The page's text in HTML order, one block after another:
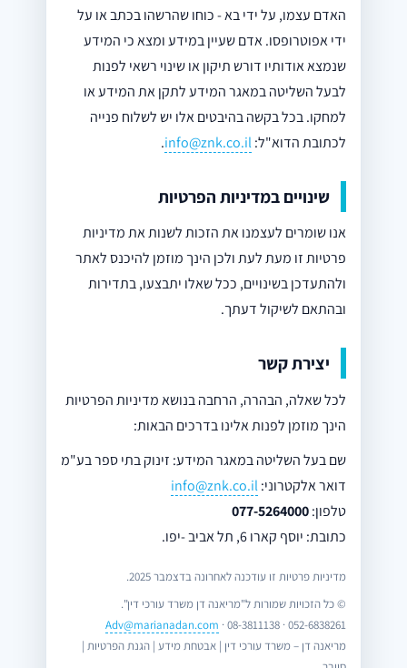
האדם עצמו, על ידי בא - כוחו שהרשהו בכתב או על
ידי אפוטרופסו. אדם שעיין במידע ומצא כי המידע
שנמצא אודותיו דורש תיקון או שינוי רשאי לפנות
לבעל השליטה במאגר המידע לתקן את המידע או
למחקו. בכל בקשה בהיבטים אלו יש לשלוח פנייה
לכתובת הדוא"ל:info@znk.co.il
.
שינויים במדיניות הפרטיות
אנו שומרים לעצמנו את הזכות לשנות את מדיניות
פרטיות זו מעת לעת ולכן הינך מוזמן להיכנס לאתר
ולהתעדכן בשינויים, ככל שאלו יתבצעו, בתדירות
ובהתאם לשיקול דעתך.
יצירת קשר
לכל שאלה, הבהרה, הרחבה בנושא מדיניות הפרטיות
הינך מוזמן לפנות אלינו בדרכים הבאות:
שם בעל השליטה במאגר המידע: זינוק בתי ספר בע"מ
דואר אלקטרוני:info@znk.co.il
טלפון:077-5264000
כתובת: יוסף קארו 6, תל אביב -יפו.
מדיניות פרטיות זו עודכנה לאחרונה בדצמבר 2025.
© כל הזכויות שמורות ל"מריאנה דן משרד עורכי דין".
052-6838261 · 08-3811138 ·
Adv@marianadan.com
מריאנה דן – משרד עורכי דין | אבטחת מידע | הגנת הפרטיות |